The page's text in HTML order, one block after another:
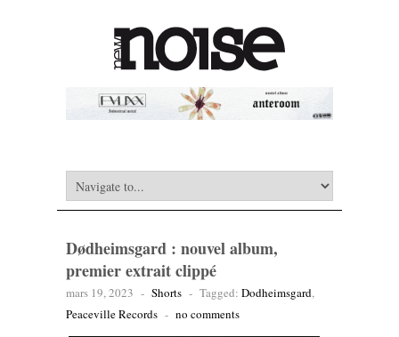
Dødheimsgard : nouvel album,
premier extrait clippé
mars 19, 2023 - Shorts - Tagged: Dodheimsgard,
Peaceville Records - no comments